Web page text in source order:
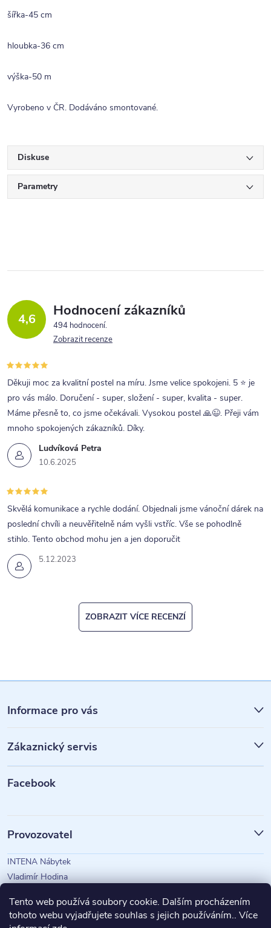
Tento web používá soubory cookie. Dalším procházením
tohoto webu vyjadřujete souhlas s jejich používáním.. Více
šířka-45 cm
hloubka-36 cm
výška-50 m
Vyrobeno v ČR. Dodáváno smontované.
Diskuse
Parametry
4,6 Hodnocení zákazníků
494 hodnocení
Zobrazit recenze
Ludvíková Petra
10.6.2025
Děkuji moc za kvalitní postel na míru. Jsme velice spokojeni. 5 ⭐ je
pro vás málo. Doručení - super, složení - super, kvalita - super.
Máme přesně to, co jsme očekávali. Vysokou postel 🙏😉. Přeji vám
mnoho spokojených zákazníků. Díky.
5.12.2023
Skvělá komunikace a rychle dodání. Objednali jsme vánoční dárek na
poslední chvíli a neuvěřitelně nám vyšli vstříc. Vše se pohodlně
stihlo. Tento obchod mohu jen a jen doporučit
ZOBRAZIT VÍCE RECENZÍ
á
p
a
Informace pro vás
Zákaznický servis
Facebook
Provozovatel
INTENA Nábytek
Vladimír Hodina